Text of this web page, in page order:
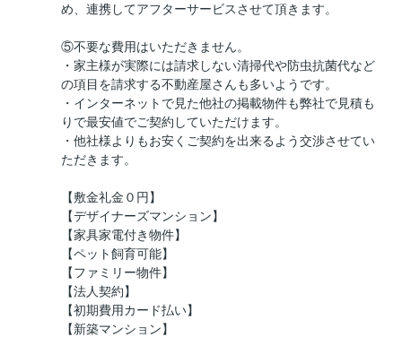
め、連携してアフターサービスさせて頂きます。
⑤不要な費用はいただきません。
・家主様が実際には請求しない清掃代や防虫抗菌代など
の項目を請求する不動産屋さんも多いようです。
・インターネットで見た他社の掲載物件も弊社で見積も
りで最安値でご契約していただけます。
・他社様よりもお安くご契約を出来るよう交渉させてい
ただきます。
【敷金礼金０円】
【デザイナーズマンション】
【家具家電付き物件】
【ペット飼育可能】
【ファミリー物件】
【法人契約】
【初期費用カード払い】
【新築マンション】